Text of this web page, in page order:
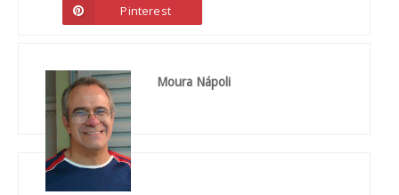
Pinterest
Moura Nápoli